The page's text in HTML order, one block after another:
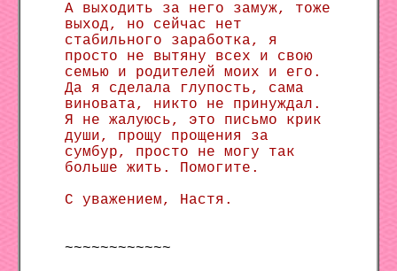
А выходить за него замуж, тоже
выход, но сейчас нет
стабильного заработка, я
просто не вытяну всех и свою
семью и родителей моих и его.
Да я сделала глупость, сама
виновата, никто не принуждал.
Я не жалуюсь, это письмо крик
души, прощу прощения за
сумбур, просто не могу так
больше жить. Помогите.
С уважением, Настя.
~~~~~~~~~~~~